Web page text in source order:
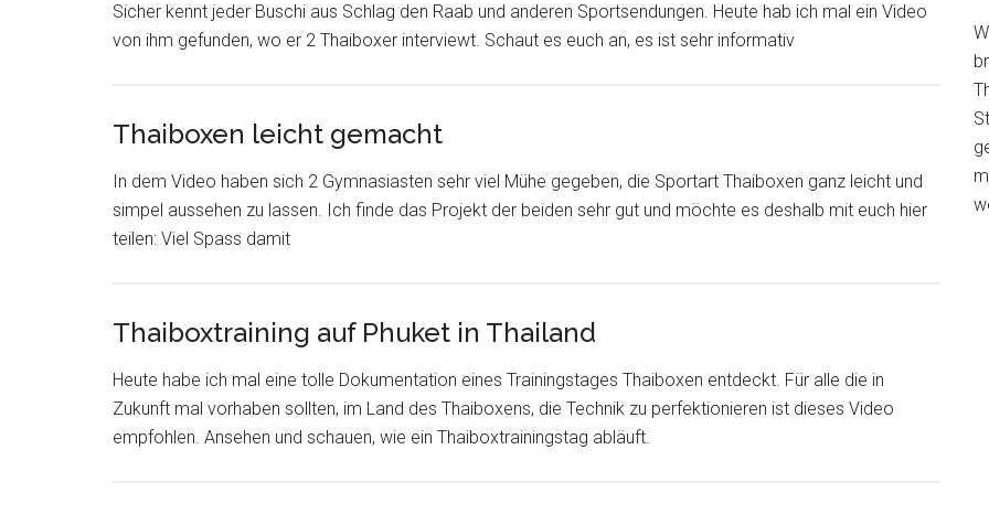
Sicher kennt jeder Buschi aus Schlag den Raab und anderen Sportsendungen. Heute hab ich mal ein Video
von ihm gefunden, wo er 2 Thaiboxer interviewt. Schaut es euch an, es ist sehr informativ
Thaiboxen leicht gemacht
In dem Video haben sich 2 Gymnasiasten sehr viel Mühe gegeben, die Sportart Thaiboxen ganz leicht und
simpel aussehen zu lassen. Ich finde das Projekt der beiden sehr gut und möchte es deshalb mit euch hier
teilen: Viel Spass damit
Thaiboxtraining auf Phuket in Thailand
Heute habe ich mal eine tolle Dokumentation eines Trainingstages Thaiboxen entdeckt. Für alle die in
Zukunft mal vorhaben sollten, im Land des Thaiboxens, die Technik zu perfektionieren ist dieses Video
empfohlen. Ansehen und schauen, wie ein Thaiboxtrainingstag abläuft.